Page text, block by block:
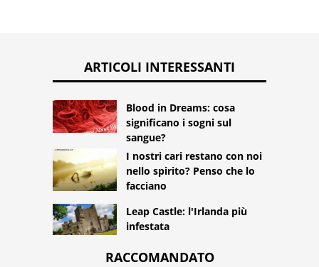
ARTICOLI INTERESSANTI
Blood in Dreams: cosa
significano i sogni sul
sangue?
I nostri cari restano con noi
nello spirito? Penso che lo
facciano
Leap Castle: l'Irlanda più
infestata
RACCOMANDATO